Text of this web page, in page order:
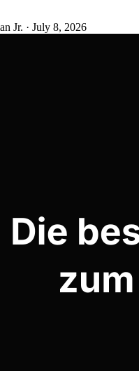
Jr. · July 8, 2026